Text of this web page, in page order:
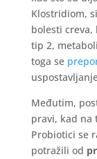
Klostridiom,
bolesti
tip 2,
toga se
Međutim,
pravi, kad na
Probiotici se
potražili od